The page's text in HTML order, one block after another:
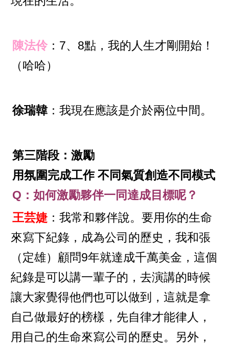
陳法伶 ：7、8點，我的人生才剛開始！
（哈哈）
徐瑞韓 ：我現在應該是介於兩位中間。
第三階段：激勵
用氛圍完成工作 不同氣質創造不同模式
Q：如何激勵夥伴一同達成目標呢？
王芸婕 ：我常和夥伴說。要用你的生命
來寫下紀錄，成為公司的歷史，我和張
（定雄）顧問9年就達成千萬美金，這個
紀錄是可以講一輩子的，去演講的時候
讓大家覺得他們也可以做到，這就是拿
自己做最好的榜樣，先自律才能律人，
用自己的生命來寫公司的歷史。另外，